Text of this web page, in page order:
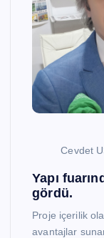
Cevdet
Yapı
gördü.
Proje içerilik
avantajlar